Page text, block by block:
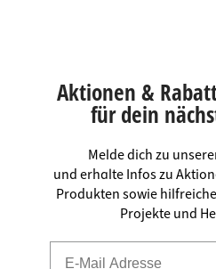
Aktionen &
für dein
Melde dich zu
und erhalte Infos zu
Produkten sowie
Projekte und